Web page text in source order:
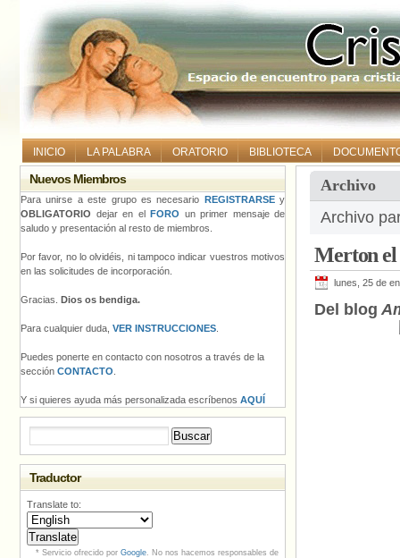
INICIO LA PALABRA ORATORIO BIBLIOTECA
Archivo
Archivo
Merton el
lunes, 25 de
Del blog
Nuevos Miembros
Para unirse a este grupo es necesario REGISTRARSEy
OBLIGATORIO dejar en el FORO un primer mensaje de
saludo y presentación al resto de miembros.
Por favor, no lo olvidéis, ni tampoco indicar vuestros motivos
en las solicitudes de incorporación.
Gracias. Dios os bendiga.
Para cualquier duda, VER INSTRUCCIONES
Puedes ponerte en contacto con nosotros a través de la
sección CONTACTO
Y si quieres ayuda más personalizada escríbenos AQUÍ
Traductor
Translate to:
* Servicio ofrecido por Google. No nos hacemos responsables de